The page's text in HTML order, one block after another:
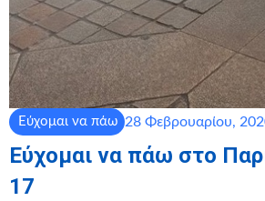
Εύχομαι να πάω 28 Φεβρουαρίου,
Εύχομαι να πάω στο
17